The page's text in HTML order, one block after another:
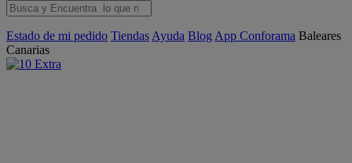
Estado de mi pedido Tiendas Ayuda Blog App Conforama Baleares
Canarias